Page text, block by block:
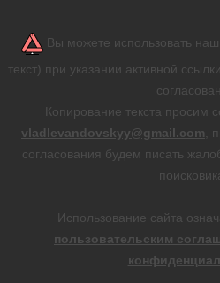
Вы можете использовать
текст) при указании активной
Копирование текста просим
vladlevandovskyy@gmail.com ,
согласования будем писать
Использование сайта
пользовательским